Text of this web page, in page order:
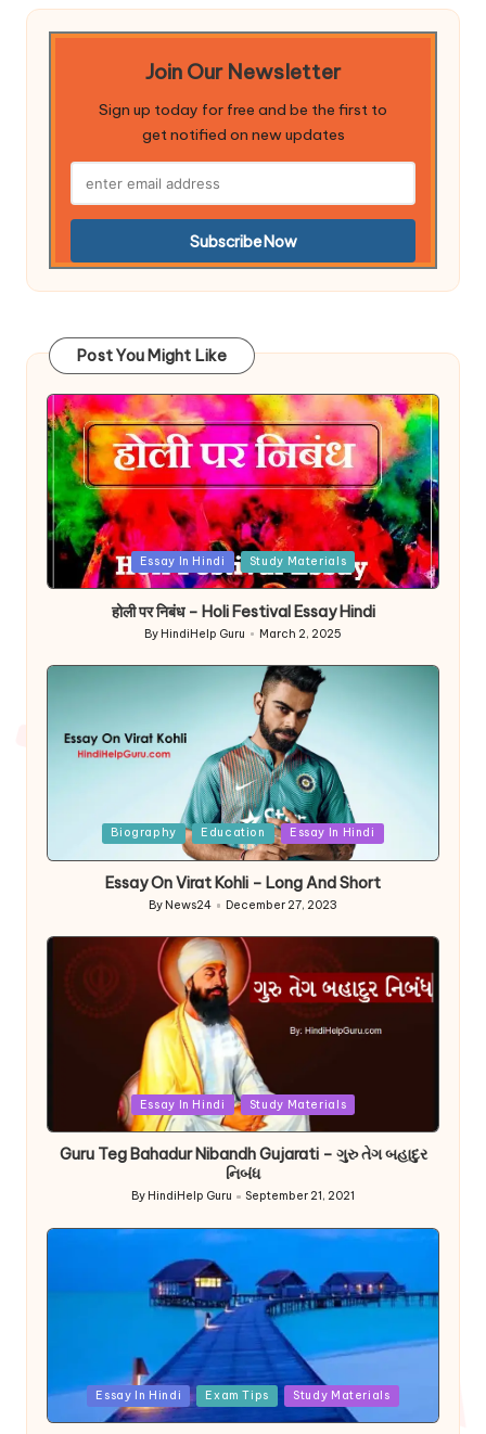
Join Our Newsletter
Sign up today for free and be the first to
get notified on new updates
Post You Might Like
Posted
Essay In Hindi Study Materials
होली पर निबंध – Holi Festival Essay Hindi
Posted
By HindiHelp Guru March 2, 2025
Biography Education Essay In Hindi
Essay On Virat Kohli – Long And Short
Posted
by
By News24 December 27, 2023
Essay In Hindi Study Materials
Guru Teg Bahadur Nibandh Gujarati – ગુરુ તેગ બહાદુર
નિબંધ
Posted
By HindiHelp Guru September 21, 2021
PostedEssay In Hindi Exam Tips Study Materials